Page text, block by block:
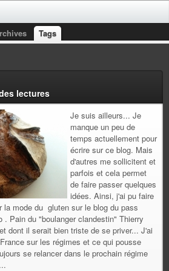
Tags
lectures
Je suis ailleurs... Je
manque un peu de
temps actuellement pour
écrire sur ce blog. Mais
d'autres me sollicitent et
parfois et cela permet
de faire passer quelques
idées. Ainsi, j'ai pu faire
la mode du gluten sur le blog du pass
Pain du "boulanger clandestin" Thierry
dont il serait bien triste de se priver... J'ai
sur les régimes et ce qui pousse
se relancer dans le prochain régime